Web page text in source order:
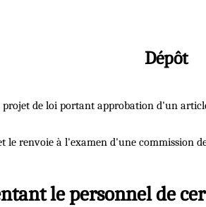
Dépôt
projet de loi portant approbation d'un
renvoie à l'examen d'une commission
le personnel de